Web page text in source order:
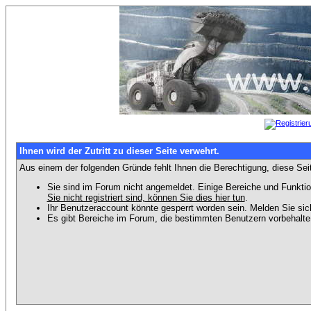
Ihnen wird der Zutritt zu dieser Seite verwehrt.
Aus einem der folgenden Gründe fehlt Ihnen die Berechtigung, diese
Sie sind im Forum nicht angemeldet. Einige Bereiche und
Sie nicht registriert sind, können Sie dies hier tun.
Ihr Benutzeraccount könnte gesperrt worden sein. Melden Sie
Es gibt Bereiche im Forum, die bestimmten Benutzern